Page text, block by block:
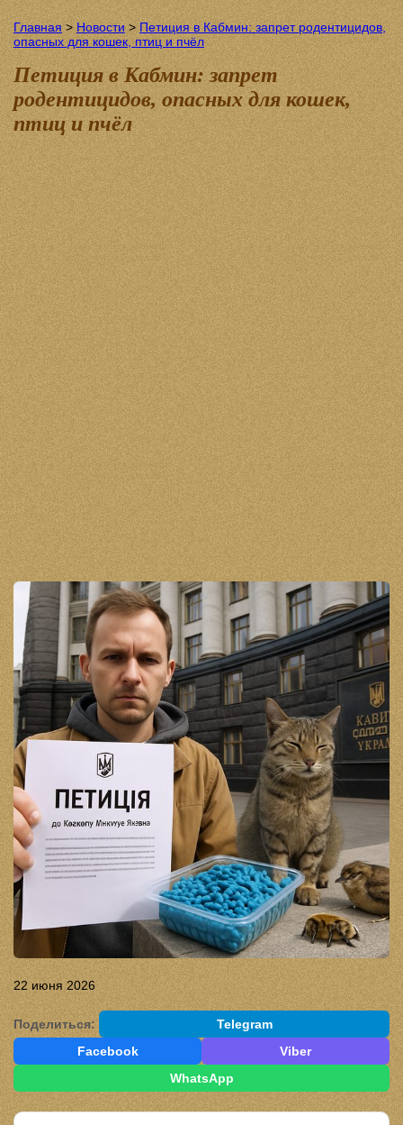
Главная > Новости>Петиция в Кабмин: запрет родентицидов,
опасных для кошек, птиц и пчёл
Петиция в Кабмин: запрет
родентицидов, опасных для кошек,
птиц и пчёл
22 июня 2026
Поделиться:
Telegram
Facebook
Viber
WhatsApp